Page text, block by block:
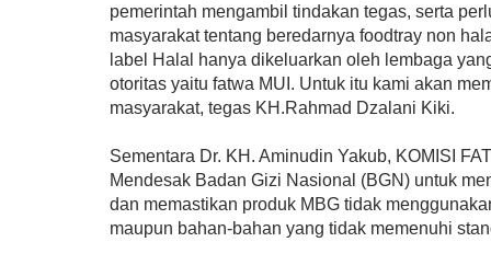
pemerintah mengambil tindakan tegas, serta
masyarakat tentang beredarnya foodtray non
label Halal hanya dikeluarkan oleh lembaga
otoritas yaitu fatwa MUI. Untuk itu kami akan
masyarakat, tegas KH.Rahmad Dzalani Kiki.
Sementara Dr. KH. Aminudin Yakub, KOMISI
Mendesak Badan Gizi Nasional (BGN) untuk
dan memastikan produk MBG tidak
maupun bahan-bahan yang tidak memenuhi